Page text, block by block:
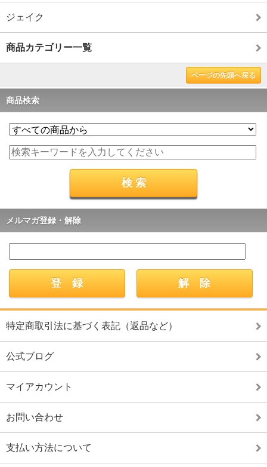
ジェイク
商品カテゴリー一覧
ページの先頭へ戻る
商品検索
メルマガ登録・解除
特定商取引法に基づく表記（返品など）
公式ブログ
マイアカウント
お問い合わせ
支払い方法について